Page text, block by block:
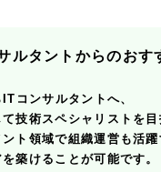
ルタントからのおす
コンサルタントへ、
技術スペシャリストを目
ト領域で組織運営も活躍
築けることが可能です。